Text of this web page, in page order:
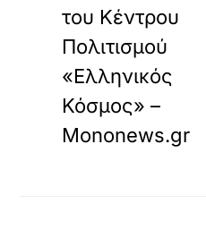
του Κέντρου
Πολιτισμού
«Ελληνικός
Κόσμος» –
Mononews.gr